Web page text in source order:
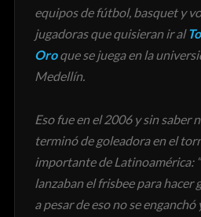
equipos de fútbol, basquet y
jugadoras que quisieran ir al
Oroque se juega en la
Medellín.
Eso fue en el 2006 y sin saber
terminó de goleadora en el
importante de Latinoamérica:
lanzaban el frisbee para hacer
a pesar de eso no se